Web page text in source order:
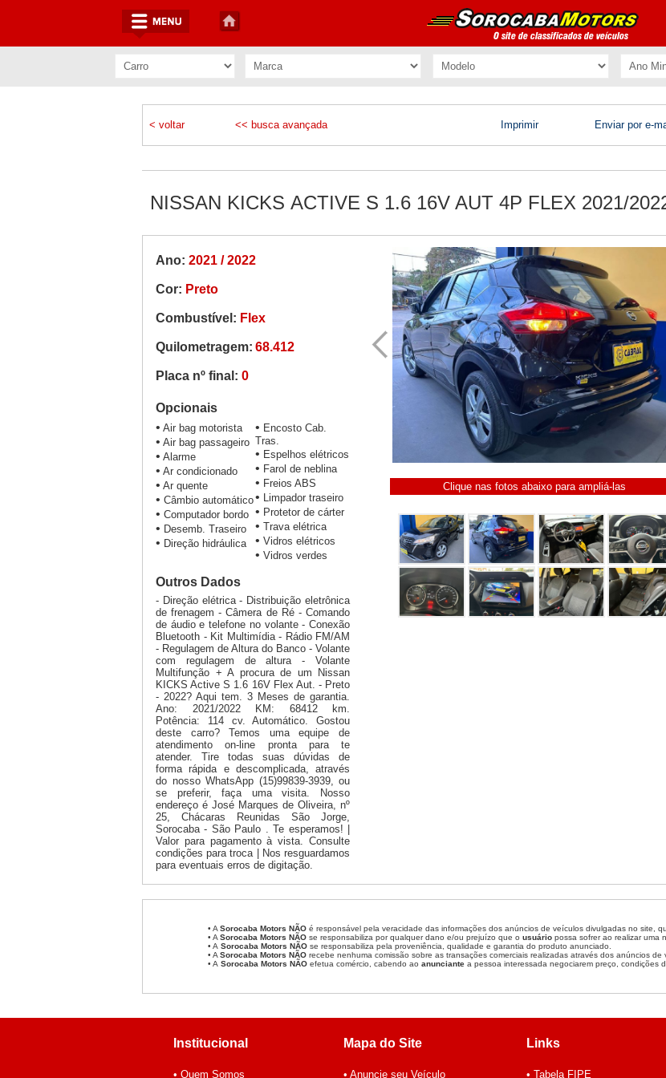
< voltar << busca avançada Imprimir Enviar por e-
NISSAN KICKS ACTIVE S 1.6 16V AUT 4P FLEX 2021/
Ano: 2021 / 2022
Cor: Preto
Combustível: Flex
Quilometragem: 68.412
Placa nº final: 0
Opcionais
• Air bag motorista
• Air bag passageiro
• Alarme
• Ar condicionado
• Ar quente
• Câmbio automático
• Computador bordo
• Desemb. Traseiro
• Direção hidráulica
• Encosto Cab.
Tras.
• Espelhos elétricos
• Farol de neblina
• Freios ABS
• Limpador traseiro
• Protetor de cárter
• Trava elétrica
• Vidros elétricos
• Vidros verdes
Outros Dados
- Direção elétrica - Distribuição eletrônica
de frenagem - Câmera de Ré - Comando
de áudio e telefone no volante - Conexão
Bluetooth - Kit Multimídia - Rádio FM/AM
- Regulagem de Altura do Banco - Volante
com regulagem de altura - Volante
Multifunção + A procura de um Nissan
KICKS Active S 1.6 16V Flex Aut. - Preto
- 2022? Aqui tem. 3 Meses de garantia.
Ano: 2021/2022 KM: 68412 km.
Potência: 114 cv. Automático. Gostou
deste carro? Temos uma equipe de
atendimento on-line pronta para te
atender. Tire todas suas dúvidas de
forma rápida e descomplicada, através
do nosso WhatsApp (15)99839-3939, ou
se preferir, faça uma visita. Nosso
endereço é José Marques de Oliveira, nº
25, Chácaras Reunidas São Jorge,
Sorocaba - São Paulo . Te esperamos! |
Valor para pagamento à vista. Consulte
condições para troca | Nos resguardamos
para eventuais erros de digitação.
Clique nas fotos abaixo para ampliá-las
• A Sorocaba Motors NÃO é responsável pela veracidade das informações dos anúncios de veículos divulgadas no site,
• A Sorocaba Motors NÃO se responsabiliza por qualquer dano e/ou prejuízo que o usuário possa sofrer ao realizar uma
• A Sorocaba Motors NÃO se responsabiliza pela proveniência, qualidade e garantia do produto anunciado.
• A Sorocaba Motors NÃO recebe nenhuma comissão sobre as transações comerciais realizadas através dos anúncios de
• A Sorocaba Motors NÃO efetua comércio, cabendo ao anunciante a pessoa interessada negociarem preço, condições